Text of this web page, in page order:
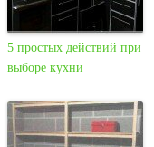
5 простых действий при
выборе кухни